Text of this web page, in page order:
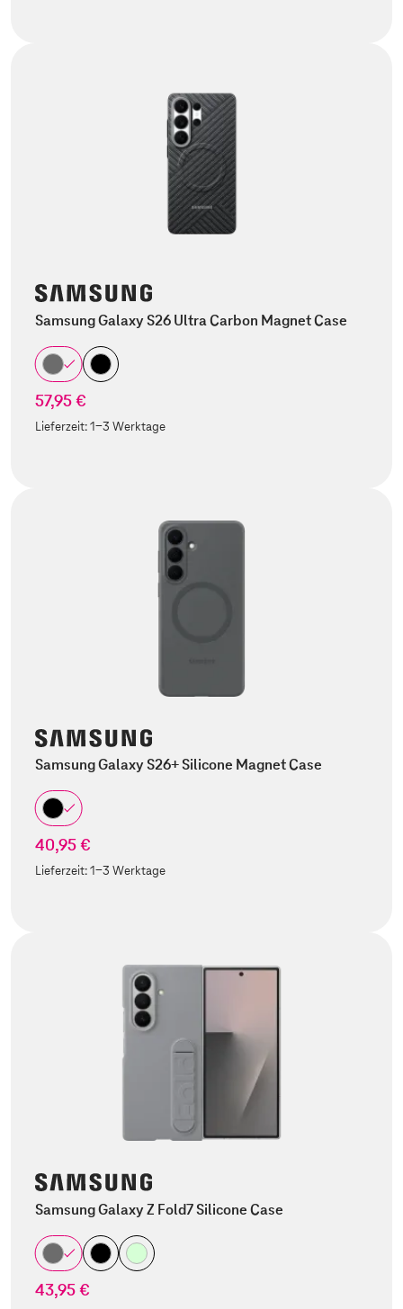
Samsung Galaxy S26 Ultra Carbon Magnet Case
57,95 €
Lieferzeit:1-3 Werktage
Samsung Galaxy S26+ Silicone Magnet Case
40,95 €
Lieferzeit:1-3 Werktage
Samsung Galaxy Z Fold7 Silicone Case
43,95 €